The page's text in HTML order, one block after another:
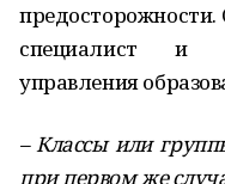
специалист и
управления
– Классы или
при первом же